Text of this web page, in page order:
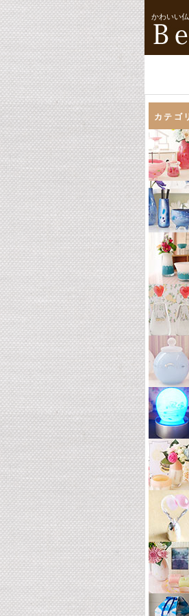
かわいい
カテゴ